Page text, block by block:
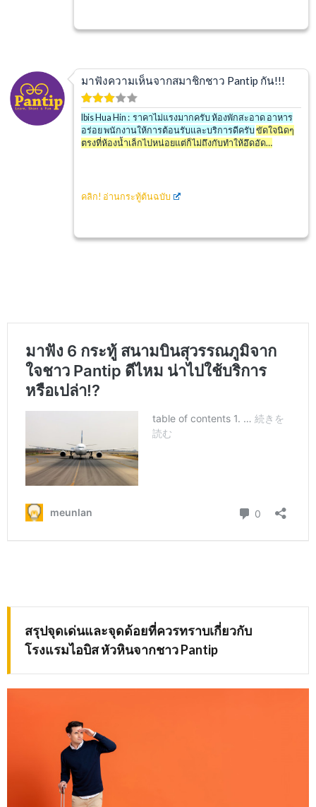
มาฟังความเห็นจากสมาชิกชาว Pantip กัน!!!
Ibis Hua Hin : ราคาไม่แรงมากครับ ห้องพักสะอาด อาหาร
อร่อย พนักงานให้การต้อนรับและบริการดีครับ ขัดใจนิดๆ
ตรงที่ห้องน้ำเล็กไปหน่อยแต่ก็ไม่ถึงกับทำให้อึดอัด…
คลิก! อ่านกระทู้ต้นฉบับ
สรุปจุดเด่นและจุดด้อยที่ควรทราบเกี่ยวกับ
โรงแรมไอบิส หัวหินจากชาวPantip